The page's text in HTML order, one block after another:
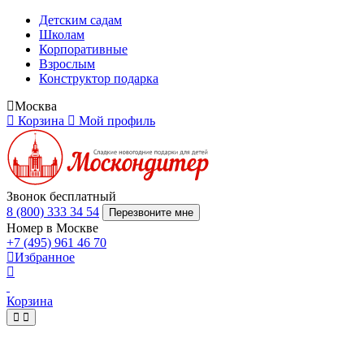
Детским садам
Школам
Корпоративные
Взрослым
Конструктор подарка
Москва
Корзина
Мой профиль
Звонок бесплатный
8 (800) 333 34 54
Перезвоните мне
Номер в Москве
+7 (495) 961 46 70
Избранное
Корзина